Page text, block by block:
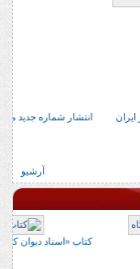
آرشیو
در یک نگاه